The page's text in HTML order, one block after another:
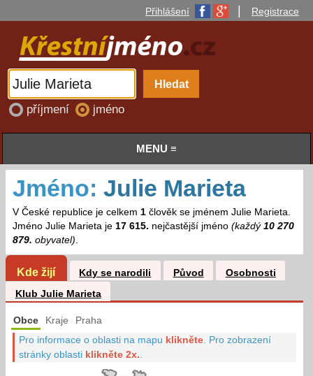
Přihlášení Registrace
příjmení jméno
MENU ≡
Jméno: Julie Marieta
V České republice je celkem 1člověk se jménem Julie Marieta.
Jméno Julie Marieta je 17 615. nejčastější jméno (každý 10 270
879. obyvatel).
Kde žijí Kdy se narodili Původ
Osobnosti
Klub Julie Marieta
Obce Kraje Praha
Pro informace o oblasti na mapu klikněte Pro zobrazení
stránky oblasti klikněte 2x.